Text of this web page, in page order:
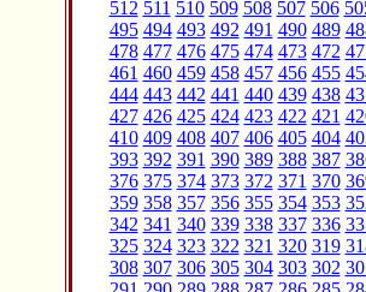
512 511 510 509 508 507 506
495 494 493 492 491 490 489
478 477 476 475 474 473 472
461 460 459 458 457 456 455
444 443 442 441 440 439 438
427 426 425 424 423 422 421
410 409 408 407 406 405 404
393 392 391 390 389 388 387
376 375 374 373 372 371 370
359 358 357 356 355 354 353
342 341 340 339 338 337 336
325 324 323 322 321 320 319
308 307 306 305 304 303 302